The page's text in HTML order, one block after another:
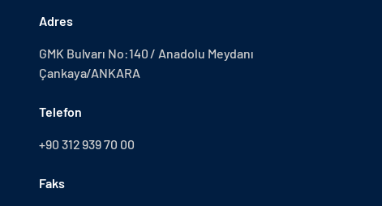
Adres
GMK Bulvarı No:140 / Anadolu Meydanı
Çankaya/ANKARA
Telefon
+90 312 939 70 00
Faks